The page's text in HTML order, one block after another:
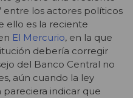
entre los actores políticos
ello es la reciente
El Mercurio, en la que
debería corregir
del Banco Central no
aún cuando la ley
indicar que